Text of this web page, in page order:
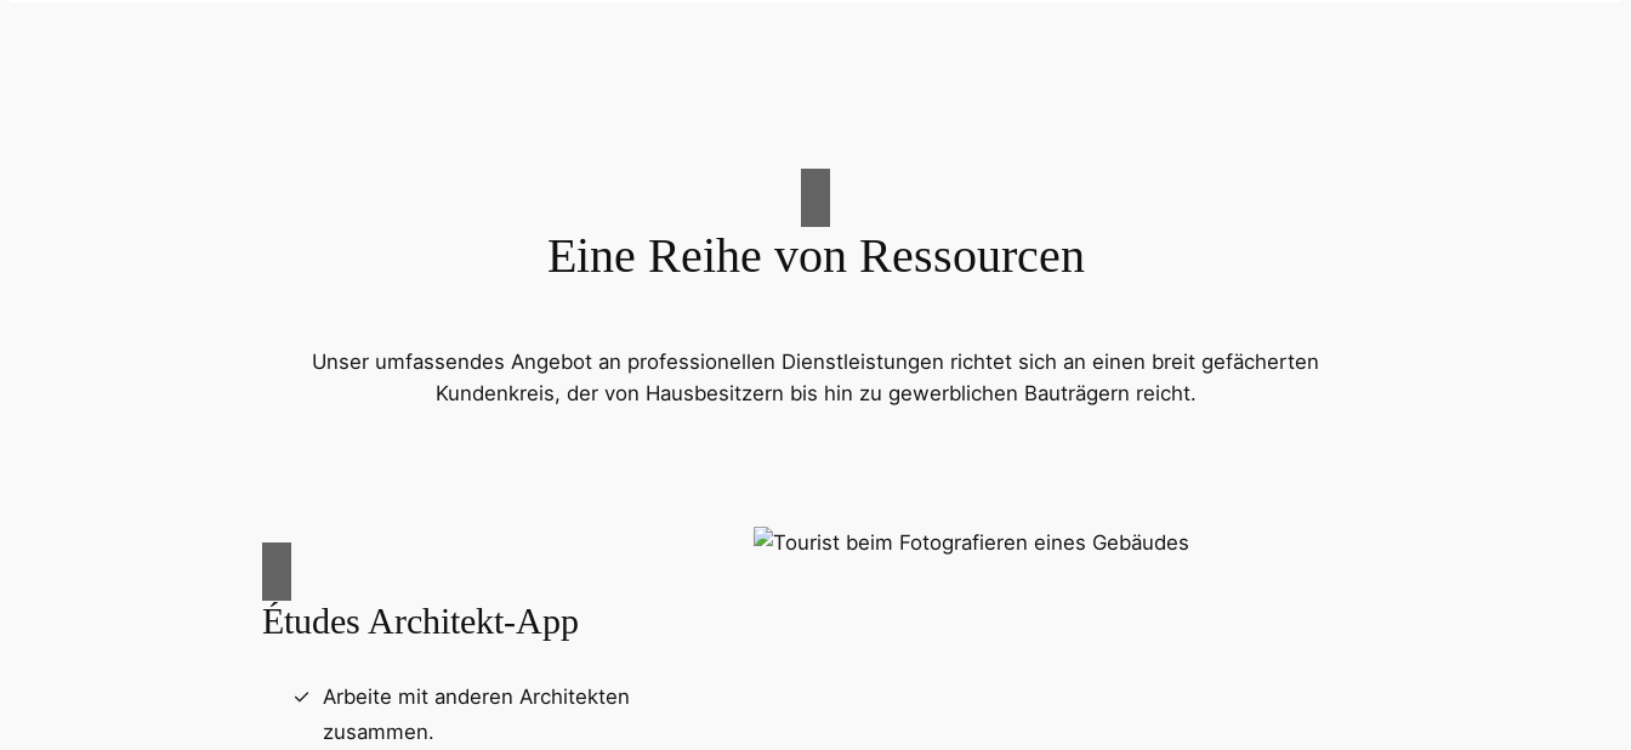
Eine Reihe von Ressourcen
Unser umfassendes Angebot an professionellen Dienstleistungen richtet sich an einen breit gefächerten
Kundenkreis, der von Hausbesitzern bis hin zu gewerblichen Bauträgern reicht.
Études Architekt-App
Arbeite mit anderen Architekten
zusammen.